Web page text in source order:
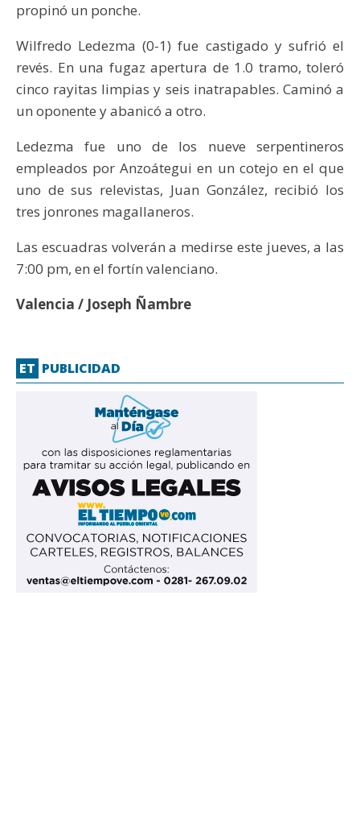
propinó un ponche.
Wilfredo Ledezma (0-1) fue castigado y sufrió el
revés. En una fugaz apertura de 1.0 tramo, toleró
cinco rayitas limpias y seis inatrapables. Caminó a
un oponente y abanicó a otro.
Ledezma fue uno de los nueve serpentineros
empleados por Anzoátegui en un cotejo en el que
uno de sus relevistas, Juan González, recibió los
tres jonrones magallaneros.
Las escuadras volverán a medirse este jueves, a las
7:00 pm, en el fortín valenciano.
Valencia / Joseph Ñambre
ET PUBLICIDAD